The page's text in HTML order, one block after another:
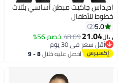
اديداس جاكيت مبطن أساسي بثلاث
خطوط للأطفال
5.0
2
ريال21.04
48.09خصم 56%
أقل سعر في 30 يوم
أقل سعر في 30 يوماحصل عليه خلال 8 - 9